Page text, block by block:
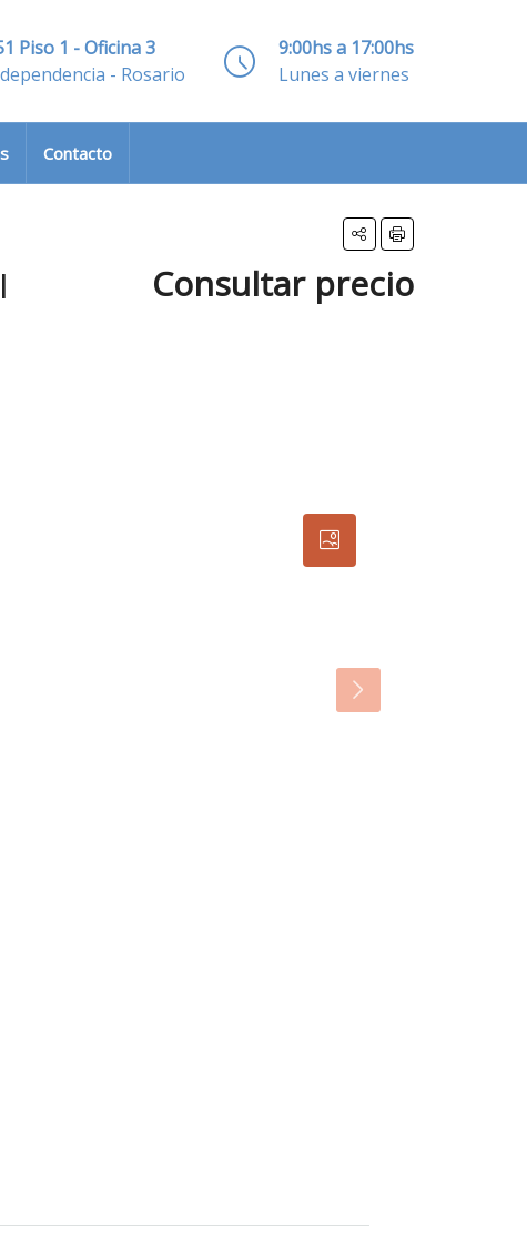
Piso 1 - Oficina 3
- Rosario
9:00hs a 17:00hs
Lunes a viernes
Contacto
Consultar precio